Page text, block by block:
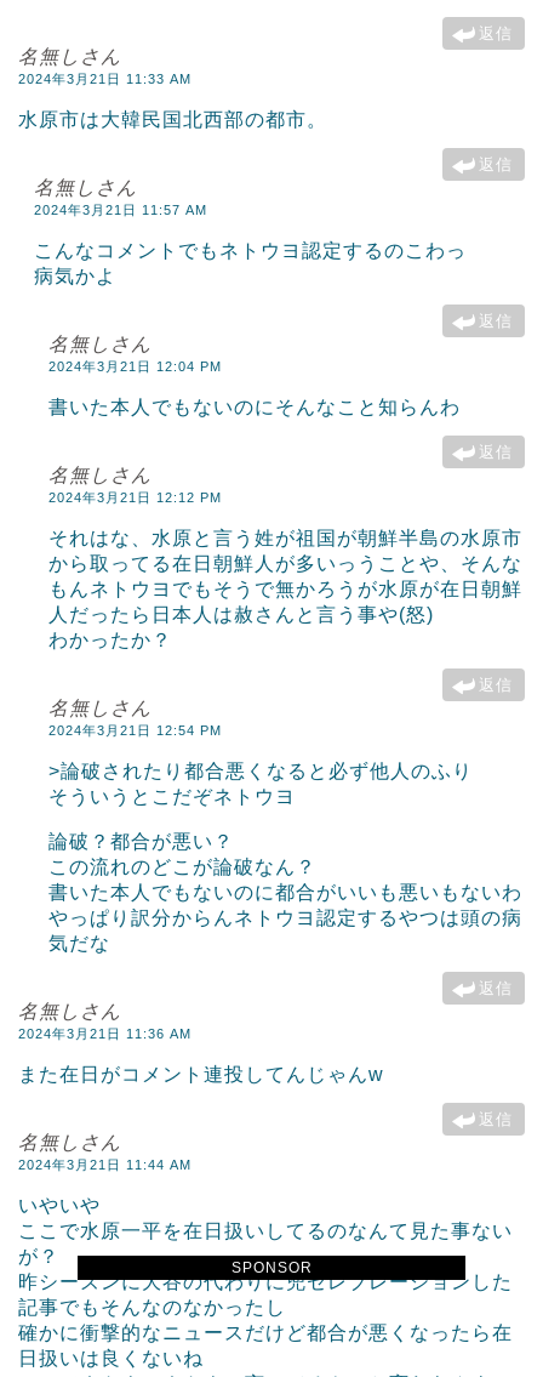
SPONSOR
返信
名無しさん
2024年3月21日 11:33 AM
水原市は大韓民国北西部の都市。
返信
名無しさん
2024年3月21日 11:57 AM
こんなコメントでもネトウヨ認定するのこわっ
病気かよ
返信
名無しさん
2024年3月21日 12:04 PM
書いた本人でもないのにそんなこと知らんわ
返信
名無しさん
2024年3月21日 12:12 PM
それはな、水原と言う姓が祖国が朝鮮半島の水原市
から取ってる在日朝鮮人が多いっうことや、そんな
もんネトウヨでもそうで無かろうが水原が在日朝鮮
人だったら日本人は赦さんと言う事や(怒)
わかったか？
返信
名無しさん
2024年3月21日 12:54 PM
>論破されたり都合悪くなると必ず他人のふり
そういうとこだぞネトウヨ
論破？都合が悪い？
この流れのどこが論破なん？
書いた本人でもないのに都合がいいも悪いもないわ
やっぱり訳分からんネトウヨ認定するやつは頭の病
気だな
返信
名無しさん
2024年3月21日 11:36 AM
また在日がコメント連投してんじゃんw
返信
名無しさん
2024年3月21日 11:44 AM
いやいや
ここで水原一平を在日扱いしてるのなんて見た事ない
が？
昨シーズンに大谷の代わりに兜セレブレーションした
記事でもそんなのなかったし
確かに衝撃的なニュースだけど都合が悪くなったら在
日扱いは良くないね